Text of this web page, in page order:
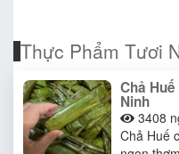
Thực Phẩm Tươi
Chả
Ninh
3408
Chả Huế